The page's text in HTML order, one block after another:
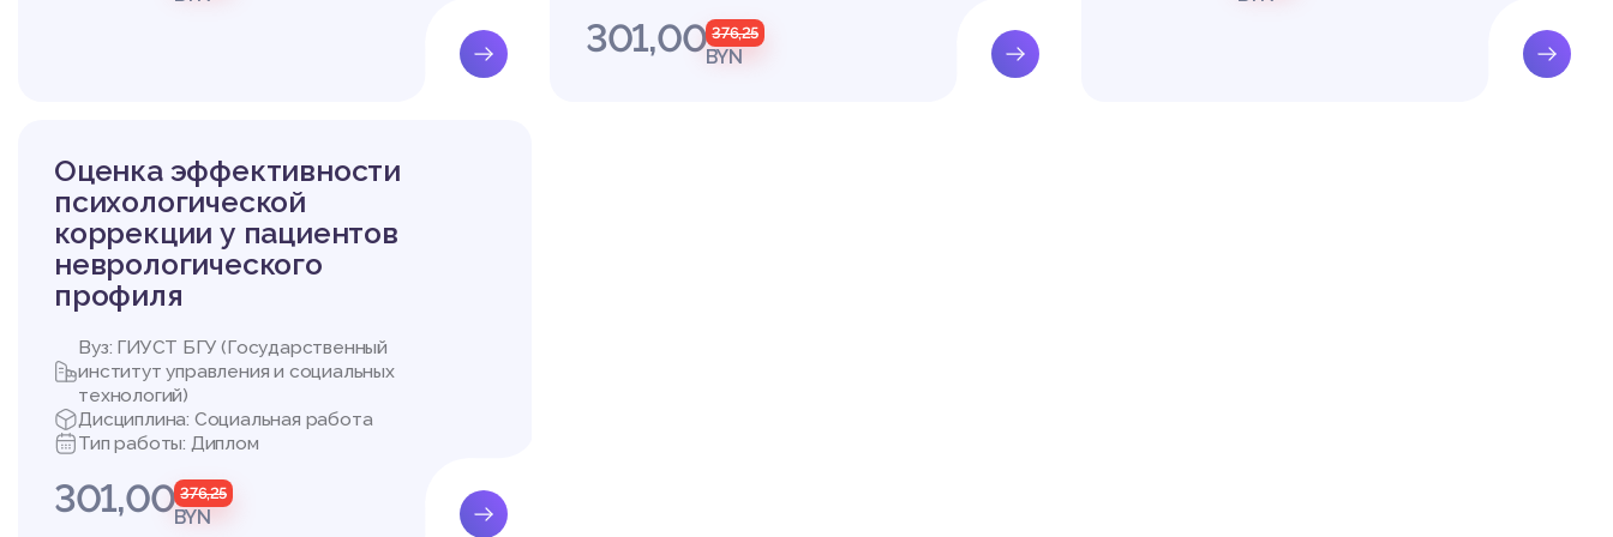
енностных смыслов. На данном этапе педагог фиксирует факт наличия проблемы, проектируе
т условия диагностики проблемы. Основная задача педагога заключается в установлении конт
акта с ребенком, помощи ему в понимании и вербализации проблемы. С помощью вербализац
ОТОВКЕ К ШКОЛЕ
1. Выявить уровень произвольной саморегуляции у детей старшего дошкольного возраста.
2. Изучить уровень сформированности коммуникативных навыков у детей старшего дошкольн
301,00 376,25
BYN
Оценка эффективности
психологической
коррекции у пациентов
неврологического
профиля
Вуз: ГИУСТ БГУ (Государственный
институт управления и социальных
технологий)
Дисциплина: Социальная работа
Тип работы: Диплом
301,00 376,25
BYN